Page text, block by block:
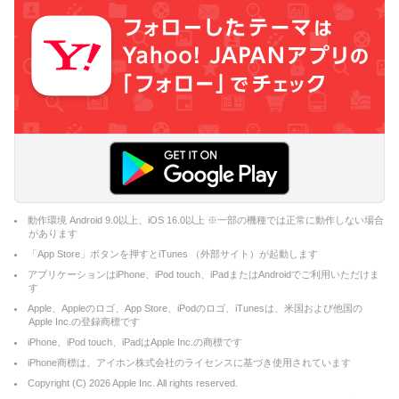
動作環境 Android 9.0以上、iOS 16.0以上 ※一部の機種では正常に動作しない場合
があります
「App Store」ボタンを押すとiTunes （外部サイト）が起動します
アプリケーションはiPhone、iPod touch、iPadまたはAndroidでご利用いただけま
す
Apple、Appleのロゴ、App Store、iPodのロゴ、iTunesは、米国および他国の
Apple Inc.の登録商標です
iPhone、iPod touch、iPadはApple Inc.の商標です
iPhone商標は、アイホン株式会社のライセンスに基づき使用されています
Copyright (C) 2026Apple Inc. All rights reserved.